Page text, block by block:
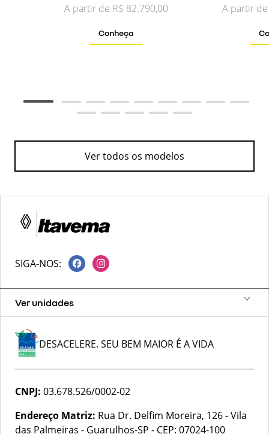
A partir de R$ 82.790,00
Conheça
A partir
Ver todos os modelos
Ver unidades
SIGA-NOS:
DESACELERE. SEU BEM MAIOR É A VIDA
CNPJ: 03.678.526/0002-02
Endereço Matriz: Rua Dr. Delfim Moreira, 126 - Vila
das Palmeiras - Guarulhos-SP - CEP: 07024-100